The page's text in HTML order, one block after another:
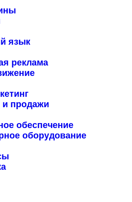
язык
реклама
и продажи
обеспечение
оборудование